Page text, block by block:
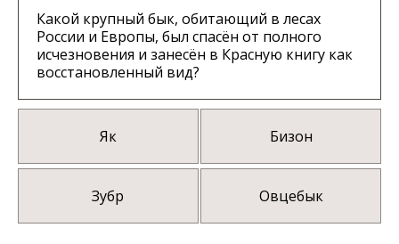
Какой крупный бык, обитающий в лесах
России и Европы, был спасён от полного
исчезновения и занесён в Красную книгу как
восстановленный вид?
Як Бизон
Зубр Овцебык